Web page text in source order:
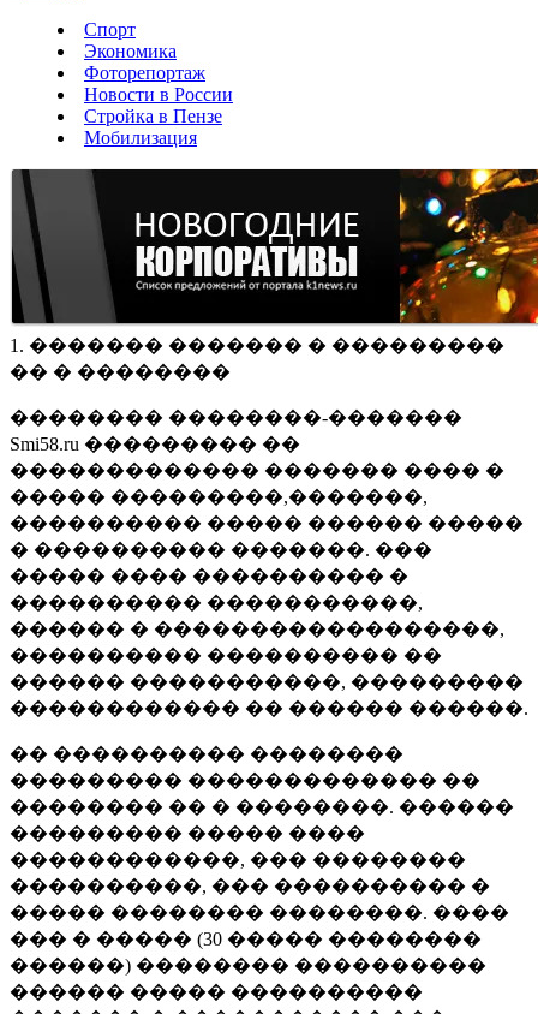
Спорт
Экономика
Фоторепортаж
Новости в России
Стройка в Пензе
Мобилизация
1. ������� ������� � ���������
�� � ��������
�������� ��������-�������
Smi58.ru ��������� ��
������������� ������� ���� �
����� ���������,�������,
���������� ����� ������ �����
� ���������� �������. ���
����� ���� ���������� �
���������� �����������,
������ � ������������������,
���������� ���������� ��
������ �����������, ���������
������������ �� ������ ������.
�� ���������� ��������
��������� ������������� ��
�������� �� � ��������. ������
��������� ����� ����
������������, ��� ��������
����������, ��� ���������� �
����� �������� ��������. ����
��� � ����� (30 ����� ��������
������) �������� ����������
������ ����� ����������